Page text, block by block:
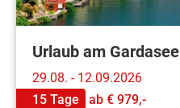
Urlaub am Gardasee
29.08. - 12.09.2026
15 Tage
ab € 979,-